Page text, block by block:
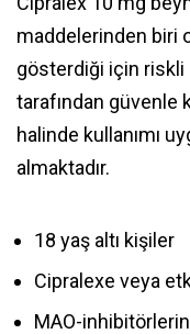
maddelerinden biri
gösterdiği için riskli
tarafından güvenle
halinde kullanımı
almaktadır.
18 yaş altı kişiler
Cipralexe veya
MAO-